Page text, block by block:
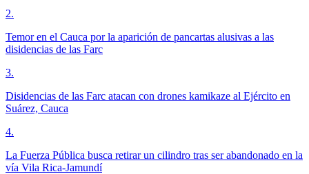
2.
Temor en el Cauca por la aparición de pancartas alusivas a las
disidencias de las Farc
3.
Disidencias de las Farc atacan con drones kamikaze al Ejército en
Suárez, Cauca
4.
La Fuerza Pública busca retirar un cilindro tras ser abandonado en la
vía Vila Rica-Jamundí